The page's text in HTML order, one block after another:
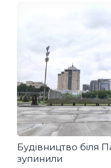
Будівництво біля
зупинили